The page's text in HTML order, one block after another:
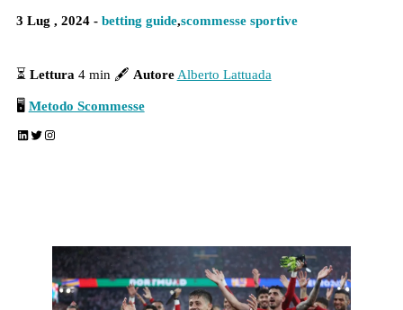
3 Lug , 2024 - betting guide,scommesse sportive
⏳ Lettura 4 min 🖋 Autore Alberto Lattuada
🖥 Metodo Scommesse
LinkedIn Twitter Instagram